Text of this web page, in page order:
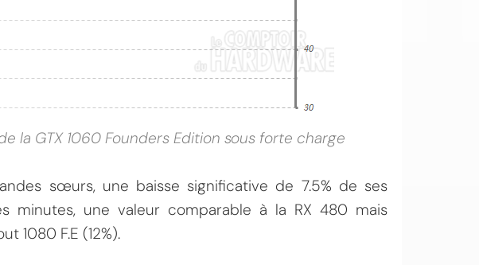
la GTX 1060 Founders Edition sous forte charge
sœurs, une baisse significative de 7.5% de ses
minutes, une valeur comparable à la RX 480 mais
1080 F.E (12%).